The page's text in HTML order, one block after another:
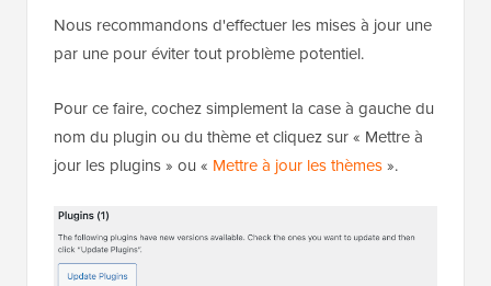
Nous recommandons d'effectuer les mises à jour une
par une pour éviter tout problème potentiel.
Pour ce faire, cochez simplement la case à gauche du
nom du plugin ou du thème et cliquez sur « Mettre à
jour les plugins » ou « Mettre à jour les thèmes».